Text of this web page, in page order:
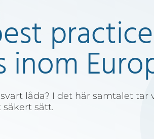
inom
låda? I det här samtalet
sätt.